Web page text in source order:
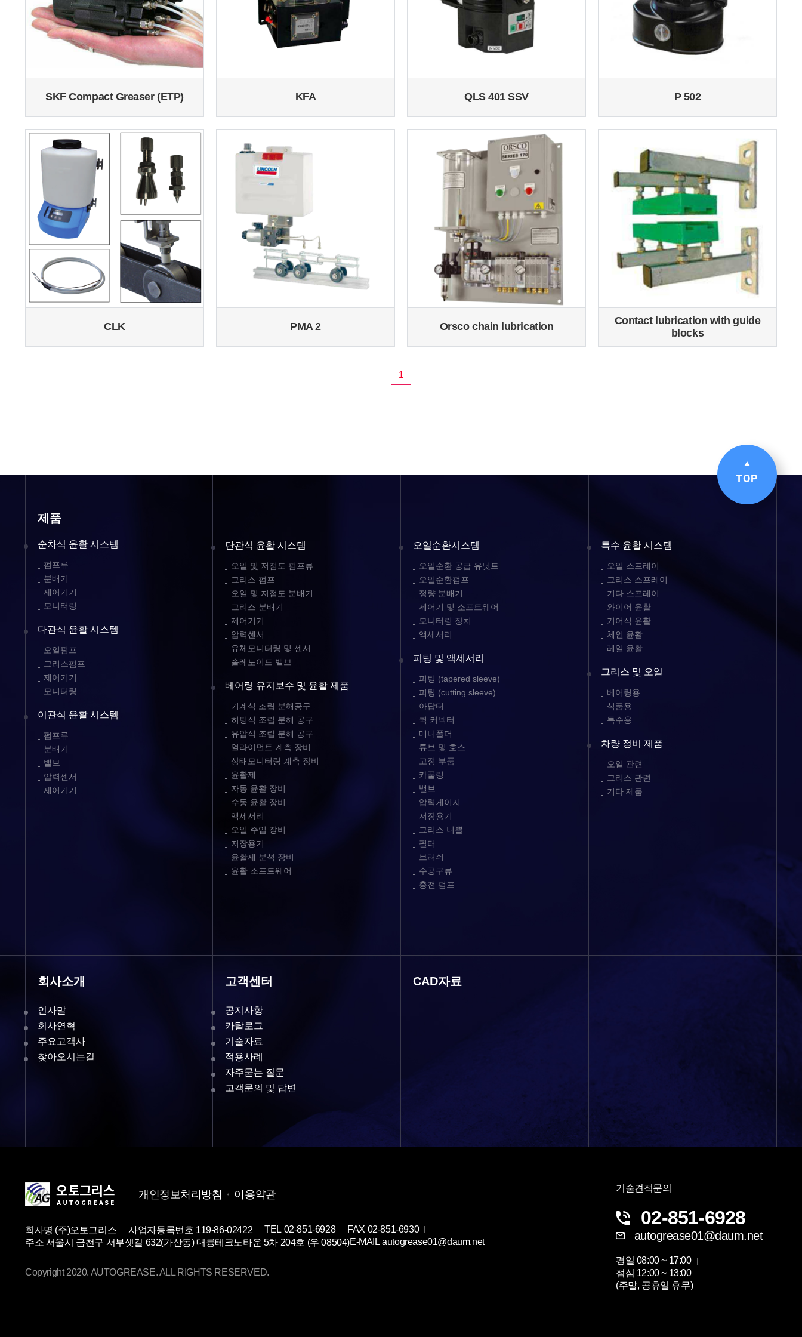
SKF Compact Greaser (ETP) KFA QLS 401 SSV P 502
CLK PMA 2 Orsco chain lubrication
Contact lubrication with guide
blocks
1
TOP
제품
순차식 윤활 시스템
펌프류
분배기
제어기기
모니터링
다관식 윤활 시스템
오일펌프
그리스펌프
제어기기
모니터링
이관식 윤활 시스템
펌프류
분배기
밸브
압력센서
제어기기
단관식 윤활 시스템
오일 및 저점도 펌프류
그리스 펌프
오일 및 저점도 분배기
그리스 분배기
제어기기
압력센서
유체모니터링 및 센서
솔레노이드 밸브
베어링 유지보수 및 윤활 제품
기계식 조립 분해공구
히팅식 조립 분해 공구
유압식 조립 분해 공구
얼라이먼트 계측 장비
상태모니터링 계측 장비
윤활제
자동 윤활 장비
수동 윤활 장비
액세서리
오일 주입 장비
저장용기
윤활제 분석 장비
윤활 소프트웨어
오일순환시스템
오일순환 공급 유닛트
오일순환펌프
정량 분배기
제어기 및 소프트웨어
모니터링 장치
액세서리
피팅 및 액세서리
피팅 (tapered sleeve)
피팅 (cutting sleeve)
아답터
퀵 커넥터
매니폴더
튜브 및 호스
고정 부품
카풀링
밸브
압력게이지
저장용기
그리스 니쁠
필터
브러쉬
수공구류
충전 펌프
특수 윤활 시스템
오일 스프레이
그리스 스프레이
기타 스프레이
와이어 윤활
기어식 윤활
체인 윤활
레일 윤활
그리스 및 오일
베어링용
식품용
특수용
차량 정비 제품
오일 관련
그리스 관련
기타 제품
회사소개
인사말
회사연혁
주요고객사
찾아오시는길
고객센터
공지사항
카탈로그
기술자료
적용사례
자주묻는 질문
고객문의 및 답변
CAD자료
개인정보처리방침 이용약관
회사명 (주)오토그리스 사업자등록번호 119-86-02422 TEL 02-851-6928 FAX 02-851-6930
주소 서울시 금천구 서부샛길 632(가산동) 대륭테크노타운 5차 204호 (우 08504)E-MAIL autogrease01@daum.net
Copyright 2020. AUTOGREASE. ALL RIGHTS RESERVED.
기술견적문의
02-851-6928
autogrease01@daum.net
평일 08:00 ~ 17:00
점심 12:00 ~ 13:00
(주말, 공휴일 휴무)